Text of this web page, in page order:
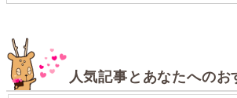
人気記事とあなたへのお